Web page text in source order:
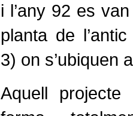
i l’any 92 es
planta de
3) on s’ubiquen
Aquell